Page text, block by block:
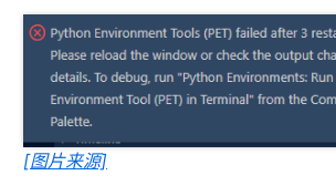
[图片来源]